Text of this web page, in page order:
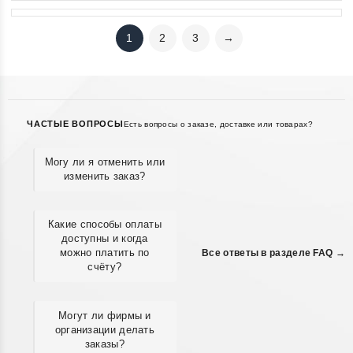
1 2 3 →
ЧАСТЫЕ ВОПРОСЫ Есть вопросы о заказе, доставке или товарах?
Могу ли я отменить или
изменить заказ?
Какие способы оплаты
доступны и когда
можно платить по
счёту?
Могут ли фирмы и
организации делать
заказы?
Все ответы в разделе FAQ →